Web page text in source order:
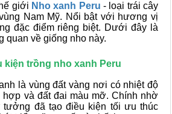
giới Nho xanh Peru - loại trái cây
Nam Mỹ. Nổi bật với hương vị
đặc điểm riêng biệt. Dưới đây là
quan về giống nho này.
kiện trồng nho xanh Peru
là vùng đất vàng nơi có nhiệt độ
hợp và đất đai màu mỡ. Chính nhờ
tưởng đã tạo điều kiện tối ưu thúc